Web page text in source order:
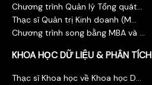
Chương trình Quản lý Tổng quát...
Thạc sĩ Quản trị Kinh doanh (M...
Chương trình song bằng MBA và ...
KHOA HỌC DỮ LIỆU & PHÂN TÍCH
Thạc sĩ Khoa học về Khoa học D...